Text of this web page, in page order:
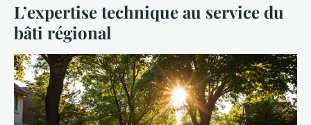
L’expertise technique au service du
bâti régional